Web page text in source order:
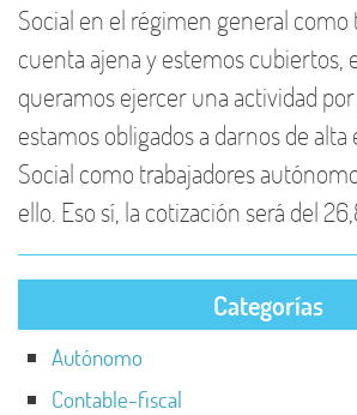
Social en el régimen general como
cuenta ajena y estemos cubiertos,
queramos ejercer una actividad
estamos obligados a darnos de
Social como trabajadores
ello. Eso sí, la cotización será del
Categorías
Autónomo
Contable-fiscal